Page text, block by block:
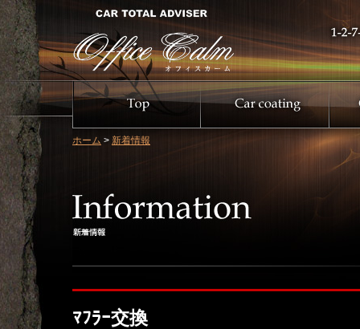
ホーム > 新着情報
ﾏﾌﾗｰ交換